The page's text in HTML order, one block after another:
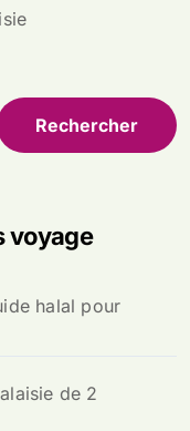
voyage
halal pour
de 2